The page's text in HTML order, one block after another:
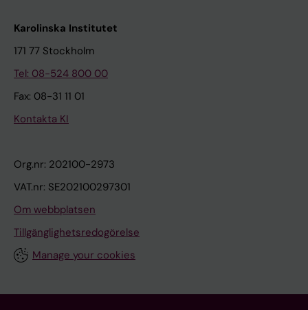
Karolinska Institutet
171 77 Stockholm
Tel: 08-524 800 00
Fax: 08-31 11 01
Kontakta KI
Org.nr: 202100-2973
VAT.nr: SE202100297301
Om webbplatsen
Tillgänglighetsredogörelse
Manage your cookies